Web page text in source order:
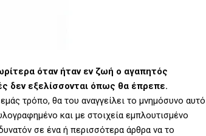
όταν ήταν εν ζωή ο αγαπητός
δεν εξελίσσονται όπως θα έπρεπε.
τρόπο, θα του αναγγείλει το μνημόσυνο αυτό
και με στοιχεία εμπλουτισμένο
σε ένα ή περισσότερα άρθρα να το